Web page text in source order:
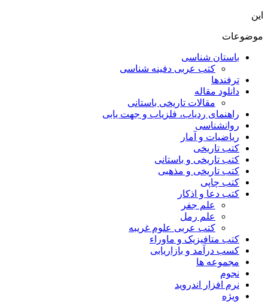
این
موضوعات
باستان شناسی
کتب عربی دفینه شناسی
ترفندها
دانلود مقاله
مقالات تاریخی باستانی
راهنمای ردیاب، فلزیاب و جهت یابی
روانشناسی
ریاضیات و آمار
کتب تاریخی
کتب تاریخی و باستانی
کتب تاریخی و مذهبی
کتب چاپی
کتب دعا و اذکار
علم جفر
علم رمل
کتب عربی علوم غریبه
کتب متافیزیک و ماوراء
کسب درآمد و بازاریابی
مجموعه ها
نجوم
نرم افزار اندروید
ویژه